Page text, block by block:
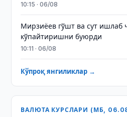
10:15 · 06/08
Мирзиёев гўшт ва сут ишлаб
кўпайтиришни буюрди
10:11 · 06/08
Кўпроқ янгиликлар →
ВАЛЮТА КУРСЛАРИ (МБ,